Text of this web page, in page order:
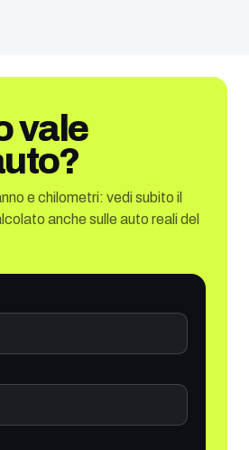
vale
e chilometri: vedi subito il
anche sulle auto reali del